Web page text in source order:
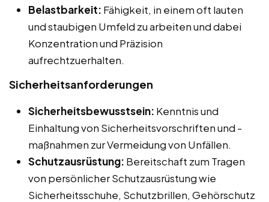
Belastbarkeit: Fähigkeit, in einem oft lauten
und staubigen Umfeld zu arbeiten und dabei
Konzentration und Präzision
aufrechtzuerhalten.
Sicherheitsanforderungen
Sicherheitsbewusstsein: Kenntnis und
Einhaltung von Sicherheitsvorschriften und -
maßnahmen zur Vermeidung von Unfällen.
Schutzausrüstung: Bereitschaft zum Tragen
von persönlicher Schutzausrüstung wie
Sicherheitsschuhe, Schutzbrillen, Gehörschutz